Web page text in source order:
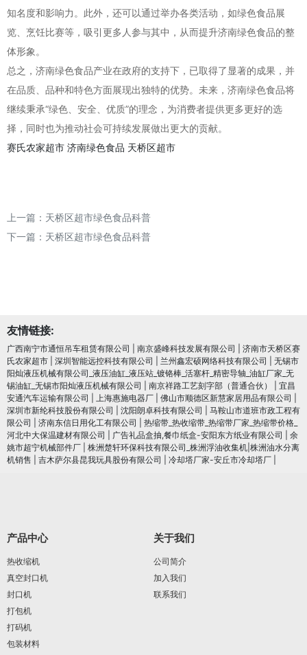
知名度和影响力。此外，还可以通过举办各类活动，如绿色食品展
览、烹饪比赛等，吸引更多人参与其中，从而提升济南绿色食品的整
体形象。
总之，济南绿色食品产业在政府的支持下，已取得了显著的成果，并
在品质、品种和特色方面展现出独特的优势。未来，济南绿色食品将
继续秉承“绿色、安全、优质”的理念，为消费者提供更多更好的选
择，同时也为推动社会可持续发展做出更大的贡献。
赛氏农家超市 济南绿色食品 天桥区超市
上一篇： 天桥区超市绿色食品科普
下一篇： 天桥区超市绿色食品科普
友情链接:
广西南宁市通恒吊车租赁有限公司 南京盛峰科技发展有限公司
济南市天桥区赛
氏农家超市
深圳智能远控科技有限公司 兰州鑫宏硕网络科技有限公司
无锡市
阳灿液压机械有限公司_液压油缸_液压站_镀铬棒_活塞杆_精密导轴_油缸厂家_无
锡油缸_无锡市阳灿液压机械有限公司
南京祥路工艺刻字部（普通合伙）
宜昌
安通汽车运输有限公司
上海惠施电器厂 佛山市顺德区新慧家居用品有限公司
深圳市新纶科技股份有限公司
沈阳朗卓科技有限公司
马鞍山市道班市政工程有
限公司
济南东信日用化工有限公司
热缩带_热收缩带_热缩带厂家_热缩带价格_
河北中大保温建材有限公司
广告礼品盒抽,餐巾纸盒-安阳东方纸业有限公司
余
姚市超宁机械部件厂
株洲楚轩环保科技有限公司_株洲浮油收集机|株洲油水分离
机销售
吉木萨尔县昆我玩具股份有限公司 冷却塔厂家-安丘市冷却塔厂
产品中心
热收缩机
真空封口机
封口机
打包机
打码机
包装材料
关于我们
公司简介
加入我们
联系我们